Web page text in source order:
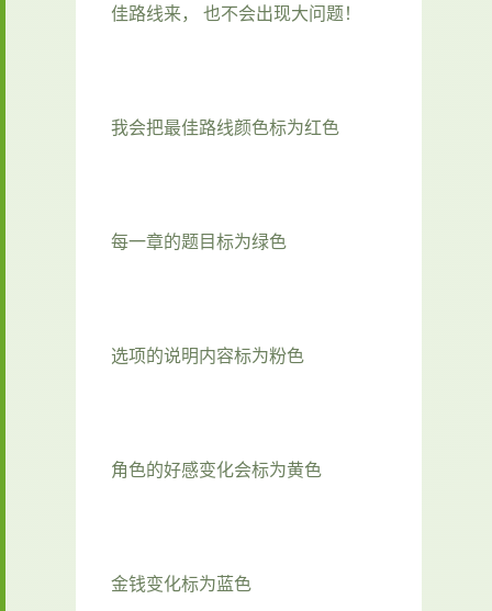
佳路线来， 也不会出现大问题！
我会把最佳路线颜色标为红色
每一章的题目标为绿色
选项的说明内容标为粉色
角色的好感变化会标为黄色
金钱变化标为蓝色